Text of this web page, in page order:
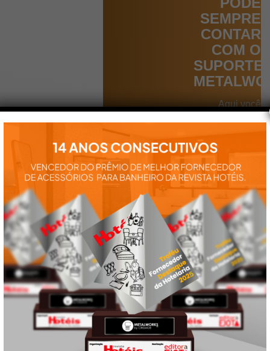
SEMPRE
CONTAR
COM O
SUPORTE
Aqui você
encontra tudo
para a
utilização de
produtos:
manuais,
vídeos,
catálogos e
tudo mais que
precisa.
VEJA
TAMBÉM